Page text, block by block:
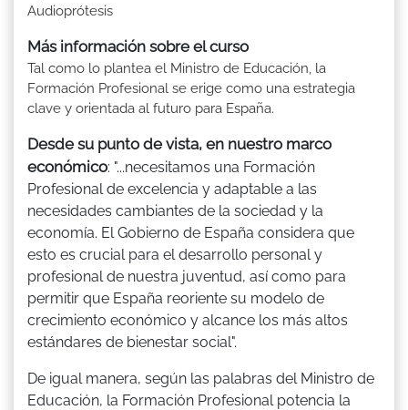
Audioprótesis
Más información sobre el curso
Tal como lo plantea el Ministro de Educación, la
Formación Profesional se erige como una estrategia
clave y orientada al futuro para España.
Desde su punto de vista, en nuestro marco
económico: "...necesitamos una Formación
Profesional de excelencia y adaptable a las
necesidades cambiantes de la sociedad y la
economía. El Gobierno de España considera que
esto es crucial para el desarrollo personal y
profesional de nuestra juventud, así como para
permitir que España reoriente su modelo de
crecimiento económico y alcance los más altos
estándares de bienestar social".
De igual manera, según las palabras del Ministro de
Educación, la Formación Profesional potencia la